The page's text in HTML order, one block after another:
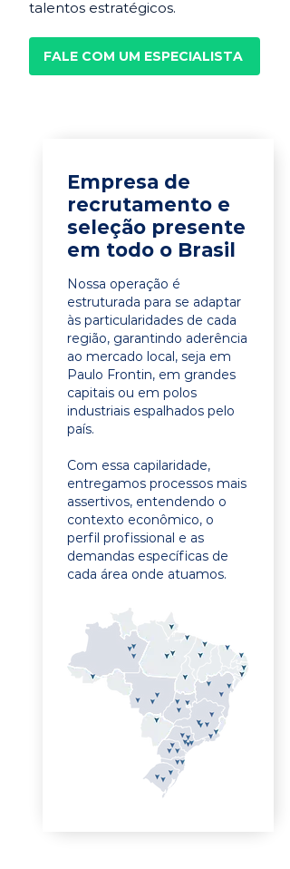
talentos estratégicos.
FALE COM UM ESPECIALISTA
Empresa de
recrutamento e
seleção presente
em todo o Brasil
Nossa operação é
estruturada para se adaptar
às particularidades de cada
região, garantindo aderência
ao mercado local, seja em
Paulo Frontin, em grandes
capitais ou em polos
industriais espalhados pelo
país.
Com essa capilaridade,
entregamos processos mais
assertivos, entendendo o
contexto econômico, o
perfil profissional e as
demandas específicas de
cada área onde atuamos.